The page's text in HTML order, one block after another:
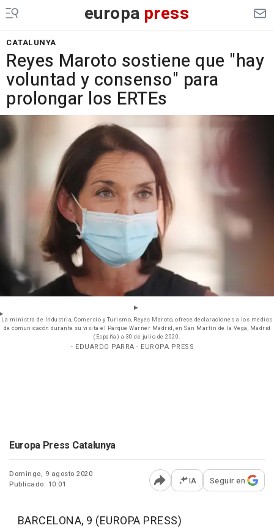
europa press
CATALUNYA
Reyes Maroto sostiene que "hay
voluntad y consenso" para
prolongar los ERTEs
La ministra de Industria, Comercio y Turismo, Reyes Maroto, ofrece declaraciones a los medios
de comunicacón durante su visita el Parque Warner Madrid, en San Martín de la Vega, Madrid
(España) a 30 de julio de 2020.
- EDUARDO PARRA - EUROPA PRESS
Europa Press Catalunya
Domingo, 9 agosto 2020
Publicado: 10:01
Abrir opciones para
IA Seguir en
BARCELONA, 9 (EUROPA PRESS)